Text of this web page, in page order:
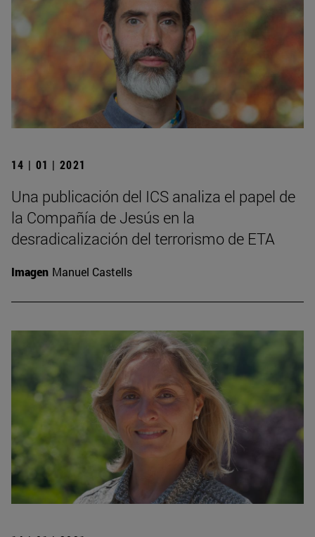
14 | 01 | 2021
Una publicación del ICS analiza el papel de
la Compañía de Jesús en la
desradicalización del terrorismo de ETA
Imagen Manuel Castells